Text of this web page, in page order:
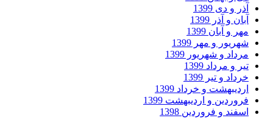
و دی 1399
و آذر 1399
و آبان 1399
و مهر 1399
و شهریور 1399
و مرداد 1399
و تیر 1399
و خرداد 1399
و اردیبهشت 1399
و فروردین 1398